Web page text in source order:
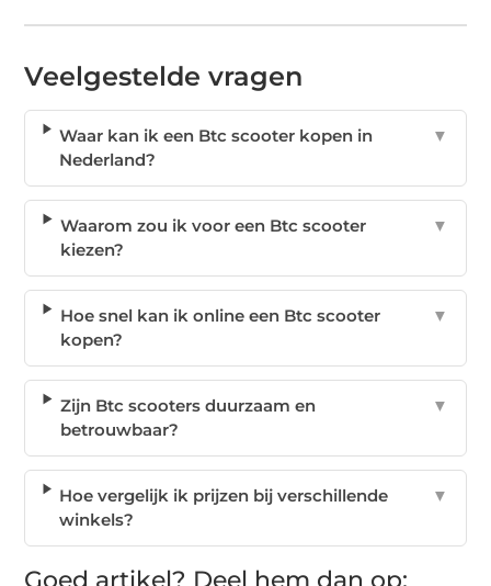
Veelgestelde vragen
Waar kan ik een Btc scooter kopen in
Nederland?
▼
Waarom zou ik voor een Btc scooter
kiezen?
▼
Hoe snel kan ik online een Btc scooter
kopen?
▼
Zijn Btc scooters duurzaam en
betrouwbaar?
▼
Hoe vergelijk ik prijzen bij verschillende
winkels?
▼
Goed artikel? Deel hem dan op: